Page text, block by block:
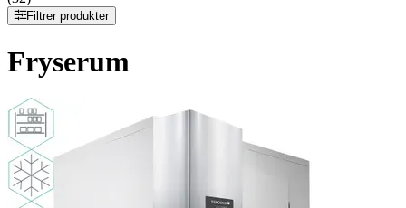
Filtrer produkter
Fryserum